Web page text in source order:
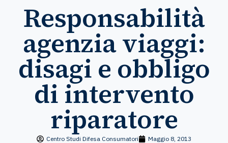
Responsabilità
agenzia viaggi:
disagi e obbligo
di intervento
riparatore
Centro Studi Difesa Consumatori Maggio 8, 2013